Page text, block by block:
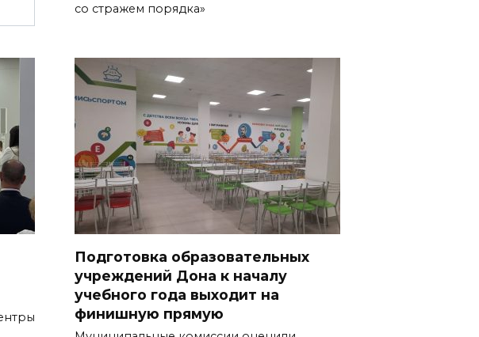
со стражем порядка»
Подготовка образовательных
учреждений Дона к началу
учебного года выходит на
финишную прямую